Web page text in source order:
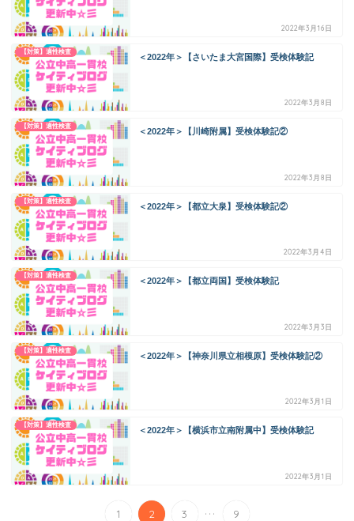
2022年3月16日
【対策】適性検査
＜2022年＞【さいたま大宮国際】受検体験記
2022年3月8日
【対策】適性検査
＜2022年＞【川崎附属】受検体験記②
2022年3月8日
【対策】適性検査
＜2022年＞【都立大泉】受検体験記②
2022年3月4日
【対策】適性検査
＜2022年＞【都立両国】受検体験記
2022年3月3日
【対策】適性検査
＜2022年＞【神奈川県立相模原】受検体験記②
2022年3月1日
【対策】適性検査
＜2022年＞【横浜市立南附属中】受検体験記
2022年3月1日
1 2 3 ... 9